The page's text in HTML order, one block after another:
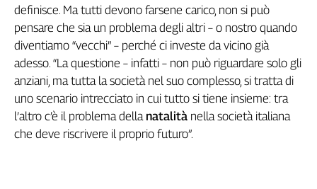
Progress
L'Italia
nel
Lavoro
Territori
Abruzzo-
Molise
definisce. Ma tutti devono farsene carico, non si può
pensare che sia un problema degli altri – o nostro quando
diventiamo “vecchi” – perché ci investe da vicino già
adesso. “La questione – infatti – non può riguardare solo gli
anziani, ma tutta la società nel suo complesso, si tratta di
uno scenario intrecciato in cui tutto si tiene insieme: tra
l’altro c’è il problema della natalità nella società italiana
che deve riscrivere il proprio futuro”.